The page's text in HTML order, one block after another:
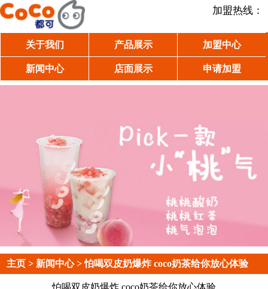
加盟热线：
关于我们 产品展示 加盟中心
新闻中心 店面展示 申请加盟
主页 > 新闻中心> 怕喝双皮奶爆炸 coco奶茶给你放心体验
怕喝双皮奶爆炸 coco奶茶给你放心体验